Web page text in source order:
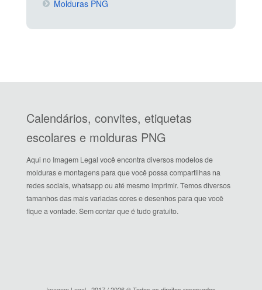
Molduras PNG
Calendários, convites, etiquetas
escolares e molduras PNG
Aqui no Imagem Legal você encontra diversos modelos de
molduras e montagens para que você possa compartilhas na
redes sociais, whatsapp ou até mesmo imprimir. Temos diversos
tamanhos das mais variadas cores e desenhos para que você
fique a vontade. Sem contar que é tudo gratuito.